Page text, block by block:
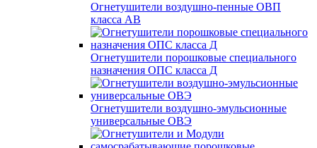
Огнетушители воздушно-пенные ОВП
класса АВ
Огнетушители порошковые специального
назначения ОПС класса Д
Огнетушители воздушно-эмульсионные
универсальные ОВЭ